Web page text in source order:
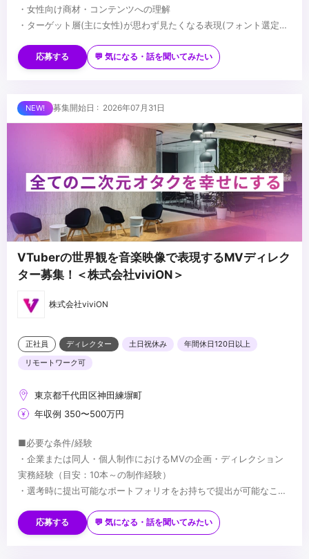
・女性向け商材・コンテンツへの理解
・ターゲット層(主に女性)が思わず見たくなる表現(フォント選定・
※応募時は、ポートフォリオor制作物のURLのご提出をお願いしま
す
外とさせていただきます
・PhotoshopやIllustratorを用いたデザイン経験がある方
・AfterEffectsの使用経験がある方
■求める人物像
・制作する動画のクオリティに妥協しない方
・自ら仕事を取りに行き、プロフェッショナルとして成長する意欲
・責任感のある方
・周りのメンバーと協調・協業ができる方
応募する 💬 気になる・話を聞いてみたい
募集開始日 : 2026年07月31日
VTuberの世界観を音楽映像で表現するMVディレク
ター募集！＜株式会社viviON＞
株式会社viviON
正社員 ディレクター 土日祝休み
年間休日120日以上
リモートワーク可
東京都千代田区神田練塀町
年収例 350〜500万円
■必要な条件/経験
・企業または同人・個人制作におけるMVの企画・ディレクション
実務経験（目安：10本～の制作経験）
・選考時に提出可能なポートフォリオをお持ちで提出が可能なこと
※選考結果やご実績に応じ、契約社員でのオファーとなる可能性が
あります（正社員登用制度あり）
・VTuber、ボカロ、歌ってみたなどインターネット音楽・二次元領
域に関する深い知見や興味関心
応募する 💬 気になる・話を聞いてみたい